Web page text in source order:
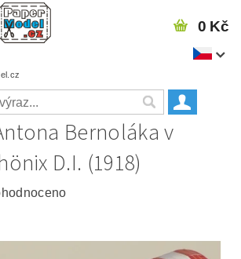
0 Kč
Bernoláka v
D.I. (1918)